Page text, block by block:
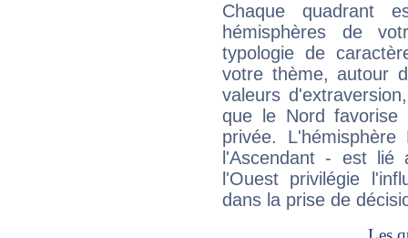
Chaque quadrant
hémisphères de
typologie de
votre thème, autour
valeurs
que le Nord favorise
privée.
l'Ascendant - est
l'Ouest privilégie
dans la prise de